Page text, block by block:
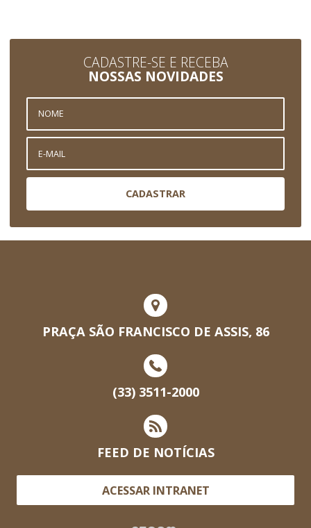
CADASTRE-SE E RECEBA
NOSSAS NOVIDADES
CADASTRAR
PRAÇA SÃO FRANCISCO DE ASSIS, 86
(33) 3511-2000
FEED DE NOTÍCIAS
ACESSAR INTRANET